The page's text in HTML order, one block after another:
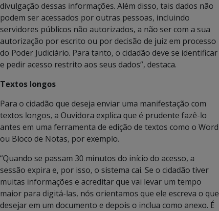
divulgação dessas informações. Além disso, tais dados não
podem ser acessados por outras pessoas, incluindo
servidores públicos não autorizados, a não ser com a sua
autorização por escrito ou por decisão de juiz em processo
do Poder Judiciário. Para tanto, o cidadão deve se identificar
e pedir acesso restrito aos seus dados”, destaca.
Textos longos
Para o cidadão que deseja enviar uma manifestação com
textos longos, a Ouvidora explica que é prudente fazê-lo
antes em uma ferramenta de edição de textos como o Word
ou Bloco de Notas, por exemplo.
“Quando se passam 30 minutos do início do acesso, a
sessão expira e, por isso, o sistema cai. Se o cidadão tiver
muitas informações e acreditar que vai levar um tempo
maior para digitá-las, nós orientamos que ele escreva o que
desejar em um documento e depois o inclua como anexo. É